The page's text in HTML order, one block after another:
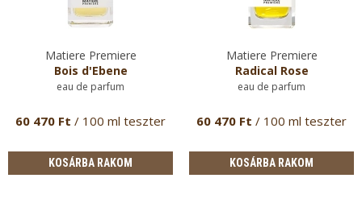
Matiere Premiere
Bois d'Ebene
eau de parfum
60 470 Ft / 100 ml teszter
KOSÁRBA RAKOM
Matiere Premiere
Radical Rose
eau de parfum
60 470 Ft / 100 ml teszter
KOSÁRBA RAKOM